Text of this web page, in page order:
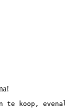
te koop,